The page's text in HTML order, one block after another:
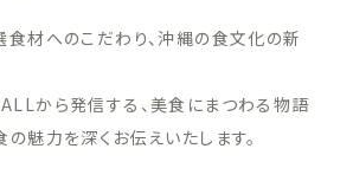
食材へのこだわり、沖縄の食文化の新
から発信する、美食にまつわる物語
の魅力を深くお伝えいたします。